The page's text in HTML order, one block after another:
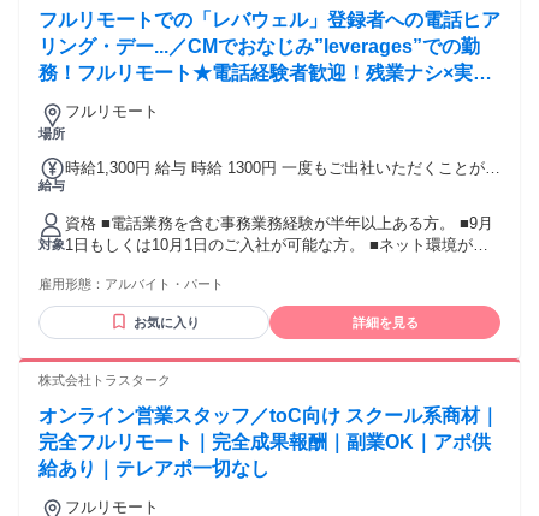
フルリモートでの「レバウェル」登録者への電話ヒア
リング・デー...／CMでおなじみ”leverages”での勤
務！フルリモート★電話経験者歓迎！残業ナシ×実働
6ｈ～◎週4日～◎土日祝休み
場所
フルリモート
給与
時給1,300円 給与 時給 1300円 一度もご出社いただくことがご
対象
資格 ■電話業務を含む事務業務経験が半年以上ある方。 ■9月
1日もしくは10月1日のご入社が可能な方。 ■ネット環境が
索いただくと速度テストのサイトに繋がりますのでお試しく
ださい。 ＜テレアポ・電話応対の経験者歓迎！＞ ★困ったと
きは周りの先輩にすぐ聞ける環境なので安心です！ ＜こんな
をくみ取るのが得意な方 ・サポートや気配りが自然にできる
験・スキル】 データ入力、事務、一般事務、 コールセンタ
ー、テレアポ、 在宅勤務、リモートワークなどの業務経験。
雇用形態： アルバイト・パート
お気に入り 詳細を見る
株式会社トラスターク
オンライン営業スタッフ／toC向け スクール系商材｜
完全フルリモート｜完全成果報酬｜副業OK｜アポ供
給あり｜テレアポ一切なし
フルリモート